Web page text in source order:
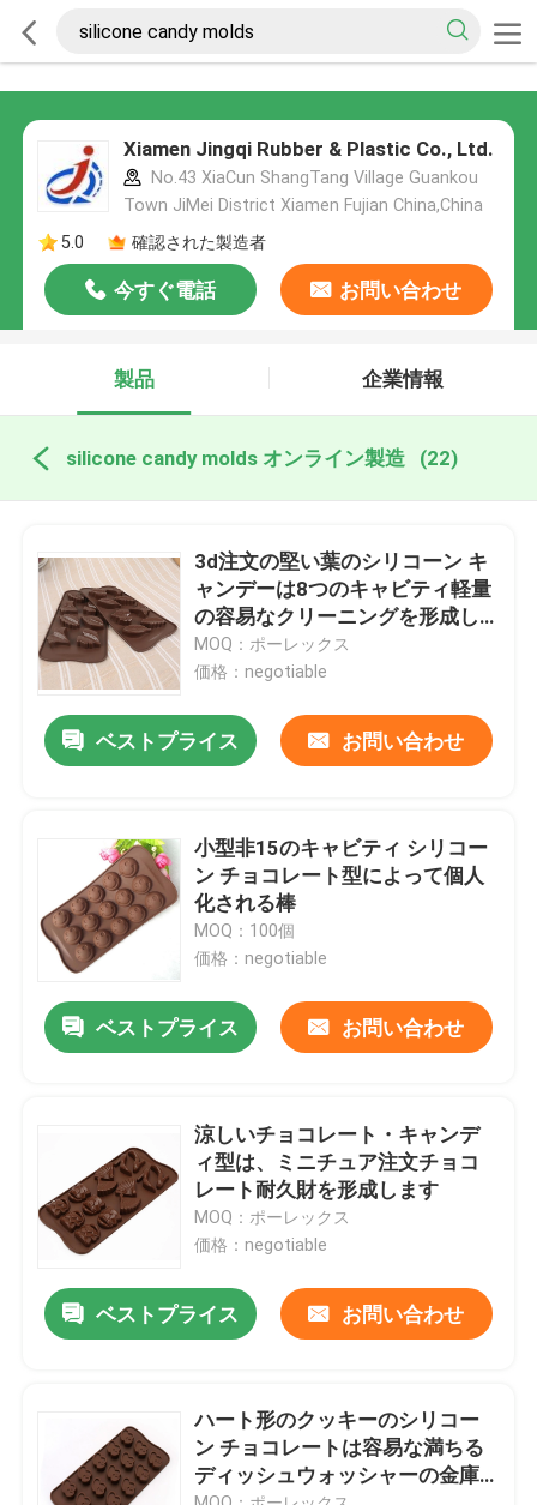
Xiamen Jingqi Rubber & Plastic Co., Ltd.
No.43 XiaCun ShangTang Village Guankou
Town JiMei District Xiamen Fujian China,China
5.0
確認された製造者
今すぐ電話 お問い合わせ
製品 企業情報
silicone candy molds オンライン製造 (22)
3d注文の堅い葉のシリコーン キ
ャンデーは8つのキャビティ軽量
の容易なクリーニングを形成し
ます
MOQ：ポーレックス
価格：negotiable
ベストプライス お問い合わせ
小型非15のキャビティ シリコー
ン チョコレート型によって個人
化される棒
MOQ：100個
価格：negotiable
ベストプライス お問い合わせ
涼しいチョコレート・キャンデ
ィ型は、ミニチュア注文チョコ
レート耐久財を形成します
MOQ：ポーレックス
価格：negotiable
ベストプライス お問い合わせ
ハート形のクッキーのシリコー
ン チョコレートは容易な満ちる
ディッシュウォッシャーの金庫